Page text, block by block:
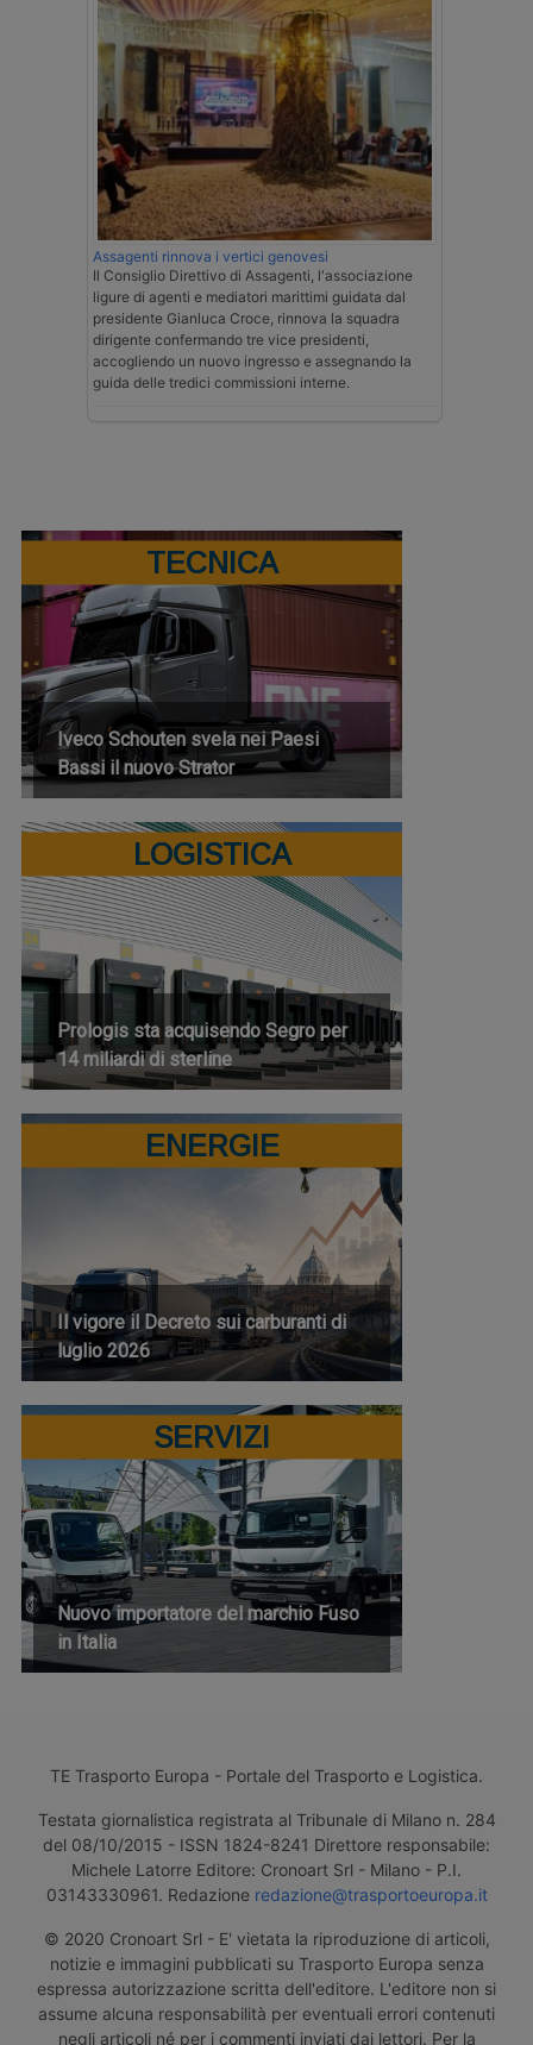
Assagenti rinnova i vertici genovesi
Il Consiglio Direttivo di Assagenti, l'associazione
ligure di agenti e mediatori marittimi guidata dal
presidente Gianluca Croce, rinnova la squadra
dirigente confermando tre vice presidenti,
accogliendo un nuovo ingresso e assegnando la
guida delle tredici commissioni interne.
TECNICA
Iveco Schouten svela nei Paesi
Bassi il nuovo Strator
LOGISTICA
Prologis sta acquisendo Segro per
14 miliardi di sterline
ENERGIE
Il vigore il Decreto sui carburanti di
luglio 2026
SERVIZI
Nuovo importatore del marchio Fuso
in Italia
TE Trasporto Europa - Portale del Trasporto e Logistica.
Testata giornalistica registrata al Tribunale di Milano n. 284
del 08/10/2015 - ISSN 1824-8241 Direttore responsabile:
Michele Latorre Editore: Cronoart Srl - Milano - P.I.
03143330961. Redazione redazione@trasportoeuropa.it
© 2020 Cronoart Srl - E' vietata la riproduzione di articoli,
notizie e immagini pubblicati su Trasporto Europa senza
espressa autorizzazione scritta dell'editore. L'editore non si
assume alcuna responsabilità per eventuali errori contenuti
negli articoli né per i commenti inviati dai lettori. Per la